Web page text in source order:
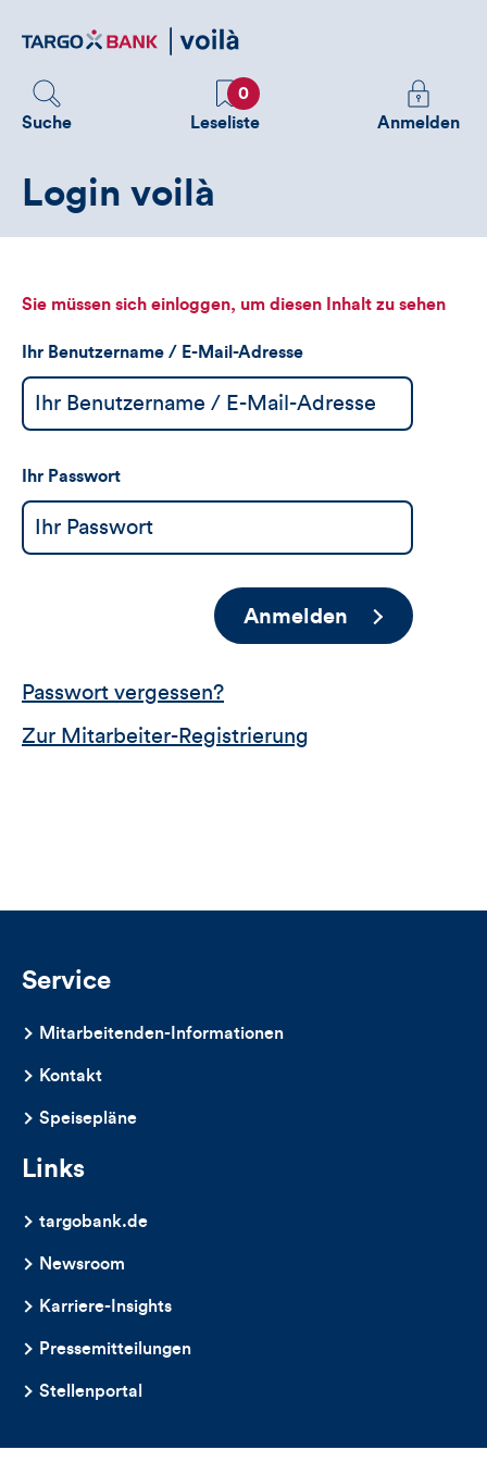
zum
Suche
Favoriten
0
Leseliste
Melden
Sie
sehen
Anmelden
Login voilà
Sie müssen sich einloggen, um diesen Inhalt zu sehen
Ihr Benutzername / E-Mail-Adresse
Ihr Passwort
Anmelden
Passwort vergessen?
Zur Mitarbeiter-Registrierung
Service
Mitarbeitenden-Informationen
Kontakt
Speisepläne
Links
targobank.de
Newsroom
Karriere-Insights
Pressemitteilungen
Stellenportal